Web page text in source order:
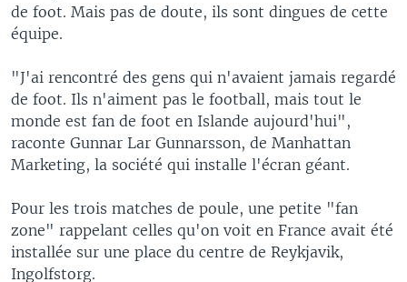
de foot. Mais pas de doute, ils sont dingues de cette
équipe.
"J'ai rencontré des gens qui n'avaient jamais regardé
de foot. Ils n'aiment pas le football, mais tout le
monde est fan de foot en Islande aujourd'hui",
raconte Gunnar Lar Gunnarsson, de Manhattan
Marketing, la société qui installe l'écran géant.
Pour les trois matches de poule, une petite "fan
zone" rappelant celles qu'on voit en France avait été
installée sur une place du centre de Reykjavik,
Ingolfstorg.